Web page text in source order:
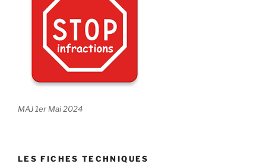
MAJ 1er Mai 2024
LES FICHES TECHNIQUES